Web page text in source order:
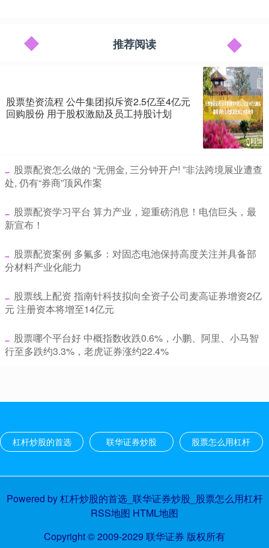
推荐阅读
股票垫资流程 公牛集团拟斥资2.5亿至4亿元
回购股份 用于股权激励及员工持股计划
​股票配资怎么做的 “无佣金, 三分钟开户! ”非法跨境展业遭查
处, 仍有“券商”顶风作案
​股票配资学习平台 算力产业，迎重磅消息！电信巨头，最
新宣布！
​股票配资案例 多氟多：对固态电池保持高度关注并具备部
分材料产业化能力
​股票线上配资 指南针科技拟向全资子公司麦高证券增资2亿
元 注册资本将增至14亿元
​股票哪个平台好 中概指数收跌0.6%，小鹏、阿里、小马智
行至多跌约3.3%，老虎证券涨约22.4%
杠杆炒股的首选 联华证券炒股 股票怎么用杠杆
Powered by杠杆炒股的首选_联华证券炒股_股票怎么用杠杆
RSS地图 HTML地图
Copyright© 2009-2029 联华证券 版权所有